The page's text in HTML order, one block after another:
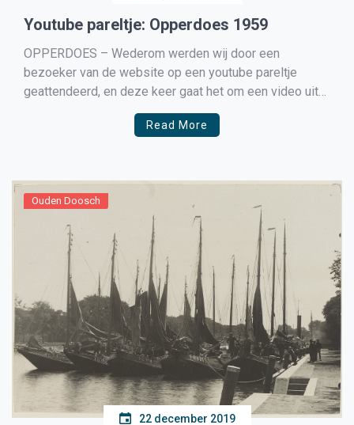
Youtube pareltje: Opperdoes 1959
OPPERDOES – Wederom werden wij door een
bezoeker van de website op een youtube pareltje
geattendeerd, en deze keer gaat het om een video uit
1959 gemaakt in Opperdoes. Heeft u ook een youtube
pareltje ? mail ons op redactie@medemblikactueel.nl
Read More
Ouden Doosch
22 december 2019